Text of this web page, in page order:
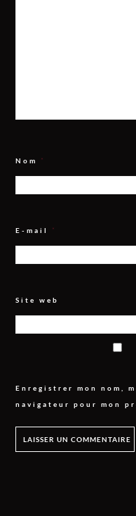
Nom *
E-mail *
Site web
Enregistrer mon nom,
navigateur pour mon